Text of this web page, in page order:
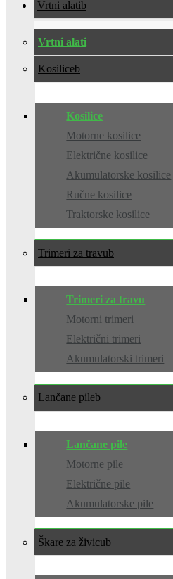
Vrtni alati
Vrtni alati
Kosilice
Kosilice
Motorne kosilice
Električne kosilice
Akumulatorske kosilice
Ručne kosilice
Traktorske kosilice
Trimeri za travu
Trimeri za travu
Motorni trimeri
Električni trimeri
Akumulatorski trimeri
Lančane pile
Lančane pile
Motorne pile
Električne pile
Akumulatorske pile
Škare za živicu